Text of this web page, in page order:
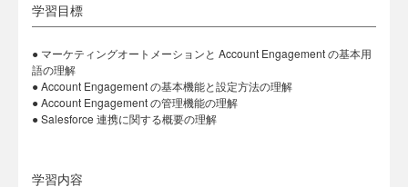
学習目標
● マーケティングオートメーションと Account Engagement の基本用
語の理解
● Account Engagement の基本機能と設定方法の理解
● Account Engagement の管理機能の理解
● Salesforce 連携に関する概要の理解
学習内容